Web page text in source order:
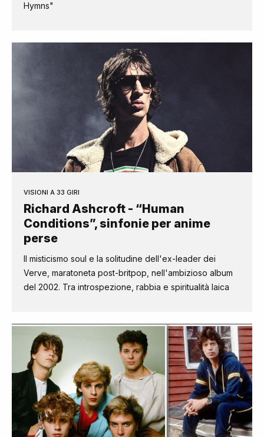
Hymns"
VISIONI A 33 GIRI
Richard Ashcroft - “Human
Conditions”, sinfonie per anime
perse
Il misticismo soul e la solitudine dell'ex-leader dei
Verve, maratoneta post-britpop, nell'ambizioso album
del 2002. Tra introspezione, rabbia e spiritualità laica